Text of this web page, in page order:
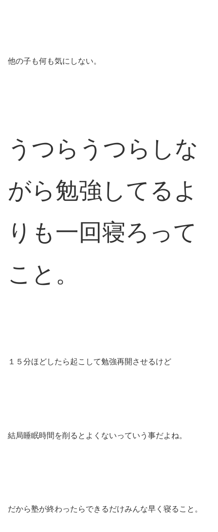
他の子も何も気にしない。
うつらうつらしな
がら勉強してるよ
りも一回寝ろって
こと。
１５分ほどしたら起こして勉強再開させるけど
結局睡眠時間を削るとよくないっていう事だよね。
だから塾が終わったらできるだけみんな早く寝ること。